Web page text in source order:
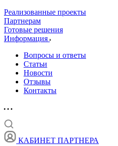
Реализованные проекты
Партнерам
Готовые решения
Информация
Вопросы и ответы
Статьи
Новости
Отзывы
Контакты
КАБИНЕТ ПАРТНЕРА